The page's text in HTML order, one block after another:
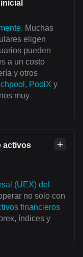
. Muchas
eligen
pueden
a un costo
y otros
, PoolX y
muy
activos
(UEX) del
no solo con
financieros
índices y